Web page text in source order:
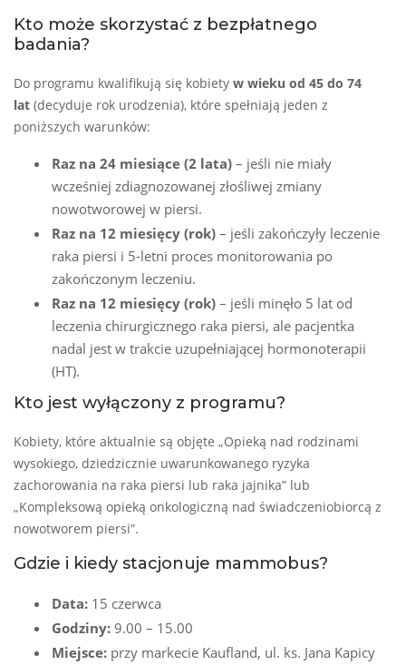
Kto może skorzystać z bezpłatnego
badania?
Do programu kwalifikują się kobiety w wieku od 45 do 74
lat (decyduje rok urodzenia), które spełniają jeden z
poniższych warunków:
Raz na 24 miesiące (2 lata) – jeśli nie miały
wcześniej zdiagnozowanej złośliwej zmiany
nowotworowej w piersi.
Raz na 12 miesięcy (rok) – jeśli zakończyły leczenie
raka piersi i 5-letni proces monitorowania po
zakończonym leczeniu.
Raz na 12 miesięcy (rok) – jeśli minęło 5 lat od
leczenia chirurgicznego raka piersi, ale pacjentka
nadal jest w trakcie uzupełniającej hormonoterapii
(HT).
Kto jest wyłączony z programu?
Kobiety, które aktualnie są objęte „Opieką nad rodzinami
wysokiego, dziedzicznie uwarunkowanego ryzyka
zachorowania na raka piersi lub raka jajnika” lub
„Kompleksową opieką onkologiczną nad świadczeniobiorcą z
nowotworem piersi”.
Gdzie i kiedy stacjonuje mammobus?
Data: 15 czerwca
Godziny: 9.00 – 15.00
Miejsce: przy markecie Kaufland, ul. ks. Jana Kapicy